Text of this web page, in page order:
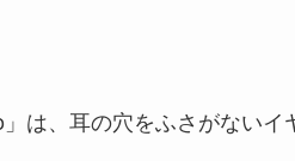
は、耳の穴をふさがないイ